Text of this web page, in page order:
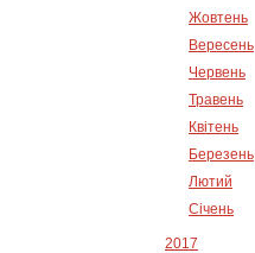
Жовтень
Вересень
Червень
Травень
Квітень
Березень
Лютий
Січень
2017